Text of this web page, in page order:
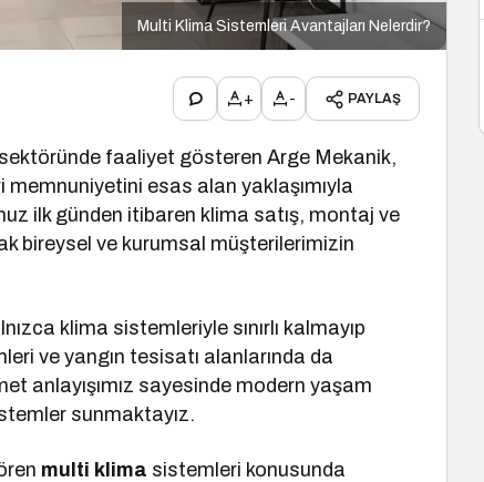
Multi Klima Sistemleri Avantajları Nelerdir?
+ - PAYLAŞ
faaliyet gösteren Arge Mekanik,
esas alan yaklaşımıyla
ilk günden itibaren klima satış, montaj ve
bireysel ve kurumsal müşterilerimizin
klima sistemleriyle sınırlı kalmayıp
ve yangın tesisatı alanlarında da
anlayışımız sayesinde modern yaşam
sunmaktayız.
multi klima sistemleri konusunda